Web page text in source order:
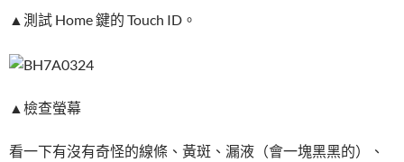
▲測試 Home 鍵的 Touch ID。
▲檢查螢幕
看一下有沒有奇怪的線條、黃斑、漏液（會一塊黑黑的）、